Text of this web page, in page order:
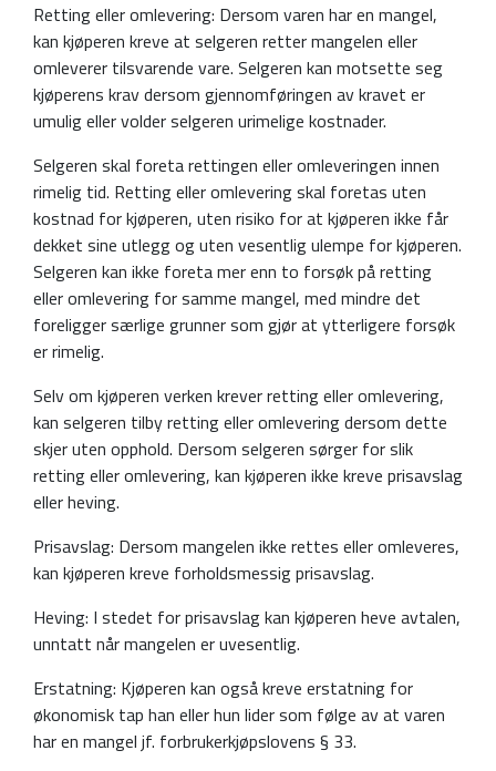
Retting eller omlevering: Dersom varen har en mangel,
kan kjøperen kreve at selgeren retter mangelen eller
omleverer tilsvarende vare. Selgeren kan motsette seg
kjøperens krav dersom gjennomføringen av kravet er
umulig eller volder selgeren urimelige kostnader.
Selgeren skal foreta rettingen eller omleveringen innen
rimelig tid. Retting eller omlevering skal foretas uten
kostnad for kjøperen, uten risiko for at kjøperen ikke får
dekket sine utlegg og uten vesentlig ulempe for kjøperen.
Selgeren kan ikke foreta mer enn to forsøk på retting
eller omlevering for samme mangel, med mindre det
foreligger særlige grunner som gjør at ytterligere forsøk
er rimelig.
Selv om kjøperen verken krever retting eller omlevering,
kan selgeren tilby retting eller omlevering dersom dette
skjer uten opphold. Dersom selgeren sørger for slik
retting eller omlevering, kan kjøperen ikke kreve prisavslag
eller heving.
Prisavslag: Dersom mangelen ikke rettes eller omleveres,
kan kjøperen kreve forholdsmessig prisavslag.
Heving: I stedet for prisavslag kan kjøperen heve avtalen,
unntatt når mangelen er uvesentlig.
Erstatning: Kjøperen kan også kreve erstatning for
økonomisk tap han eller hun lider som følge av at varen
har en mangel jf. forbrukerkjøpslovens § 33.